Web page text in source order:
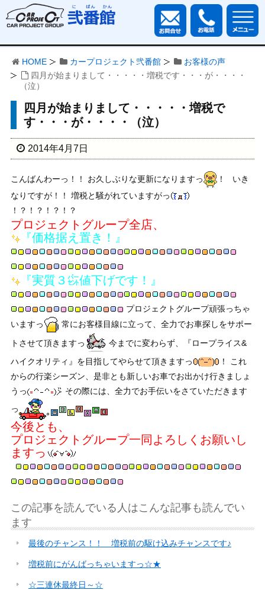
HOME カープロジェクト弐番館
お客様の声
四月が始まりまして・・・・・増税です・・・が・・・・
（泣）
四月が始まりまして・・・・・増税で
す・・・が・・・・（泣）
2014年4月7日
こんばんわーっ！！ お久しぶりな更新になりますっ
！ いき
なりですが！！ 増税と騒がれていますがっ
！？！？！？！？
プロジェクトグループ全店、
『価格据え置き！』
『実質３㌫値下げです！』
プロジェクトグループ頑張っちゃ
いますっ
常にお客様目線に立って、全力でお車探しをサポー
トさせて頂きますっ
今までに変わらず、『ロープライス&
ハイクオリティ』を目指してやらせて頂きますっ
！ これ
からの行楽シーズン、是非とも新しいお車でお出かけ行きましょ
うっ
その際には、全力でお手伝いをさていただきます
っ
今後とも、
プロジェクトグループ一同よろしくお願いし
ますっ
この記事を読んでいる人はこんな記事も読んでい
ます
最後のチャンス！！ 増税前の駆け込みチャンスです♪
増税前にがんばっちゃいますっ☆★
☆三連休最終日～☆